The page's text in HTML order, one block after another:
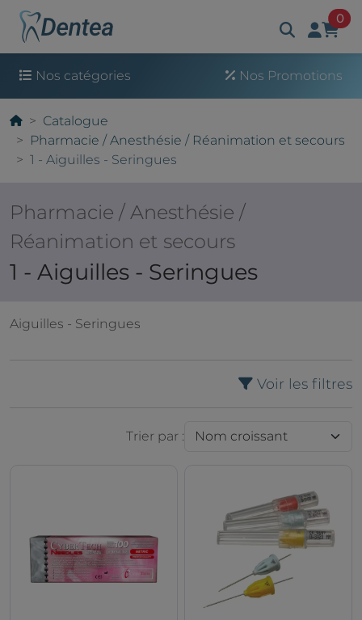
0
Nos catégories Nos Promotions
Catalogue
Pharmacie / Anesthésie / Réanimation et secours
1 - Aiguilles - Seringues
Pharmacie / Anesthésie /
Réanimation et secours
1 - Aiguilles - Seringues
Aiguilles - Seringues
Voir les filtres
Trier par :